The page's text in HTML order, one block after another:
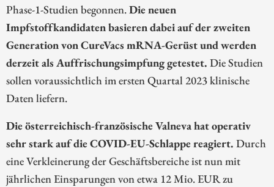
Phase-1-Studien begonnen.Die neuen
Impfstoffkandidaten basieren dabei auf der zweiten
Generation von CureVacs mRNA-Gerüst und werden
derzeit als Auffrischungsimpfung getestet. Die Studien
sollen voraussichtlich im ersten Quartal 2023 klinische
Daten liefern.
Die österreichisch-französische Valneva hat operativ
sehr stark auf die COVID-EU-Schlappe reagiert. Durch
eine Verkleinerung der Geschäftsbereiche ist nun mit
jährlichen Einsparungen von etwa 12 Mio. EUR zu